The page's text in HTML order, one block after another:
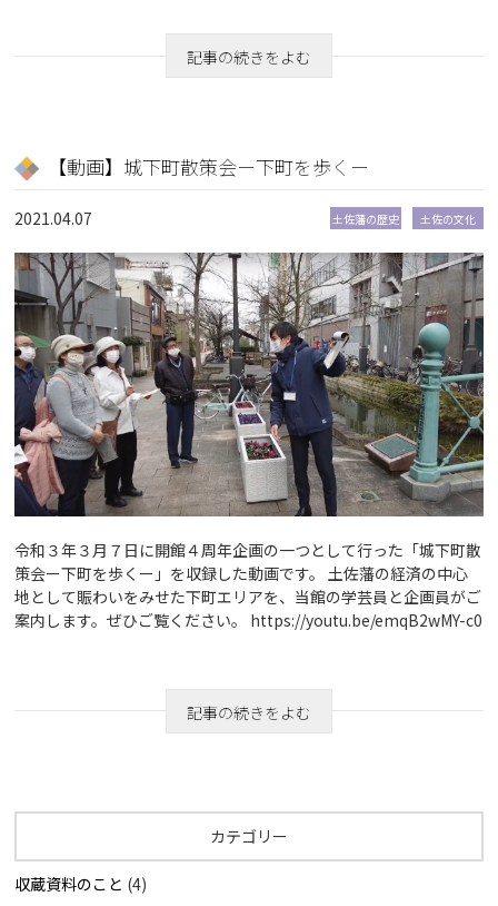
記事の続きをよむ
【動画】城下町散策会ー下町を歩くー
2021.04.07 土佐藩の歴史 土佐の文化
令和３年３月７日に開館４周年企画の一つとして行った「城下町散
策会ー下町を歩くー」を収録した動画です。 土佐藩の経済の中心
地として賑わいをみせた下町エリアを、当館の学芸員と企画員がご
案内します。ぜひご覧ください。 https://youtu.be/emqB2wMY-c0
記事の続きをよむ
カテゴリー
収蔵資料のこと (4)